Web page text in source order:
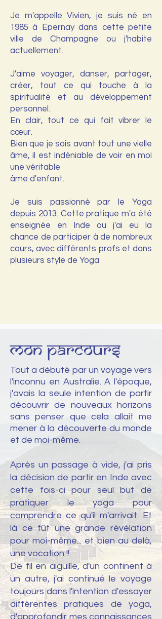
Je m'appelle Vivien, je suis né en
1985 à Epernay dans cette petite
ville de Champagne ou j'habite
actuellement.
J'aime voyager, danser, partager,
créer, tout ce qui touche à la
spiritualité et au développement
personnel.
En clair, tout ce qui fait vibrer le
cœur.
Bien que je sois avant tout une vielle
âme, il est indéniable de voir en moi
une véritable
âme d'enfant.
Je suis passionné par le Yoga
depuis 2013. Cette pratique m'a été
enseignée en Inde ou j'ai eu la
chance de participer à de nombreux
cours, avec différents profs et dans
plusieurs style de Yoga
Mon parcours
Tout a débuté par un voyage vers
l'inconnu en Australie. A l'époque,
j'avais la seule intention de partir
découvrir de nouveaux horizons
sans penser que cela allait me
mener à la découverte du monde
et de moi-même.
Après un passage à vide, j'ai pris
la décision de partir en Inde avec
cette fois-ci pour seul but de
pratiquer le yoga pour
comprendre ce qu'il m'arrivait. Et
là ce fût une grande révélation
pour moi-même... et bien au delà,
une vocation !!
De fil en aiguille, d'un continent à
un autre, j'ai continué le voyage
toujours dans l'intention d'essayer
différentes pratiques de yoga,
d'approfondir mes connaissances